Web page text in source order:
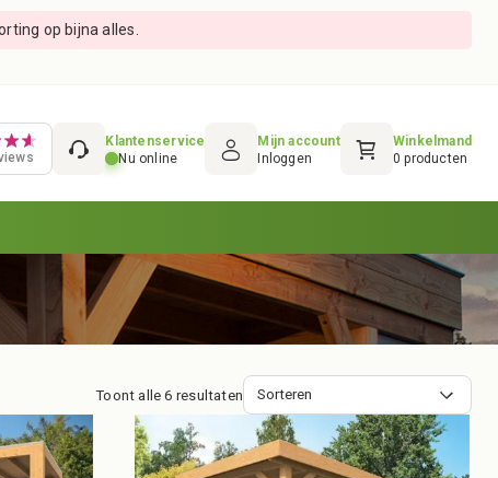
op bijna alles.
Klantenservice
Nu online
Mijn account
Inloggen
Winkelmand
0producten
Toont alle 6 resultaten